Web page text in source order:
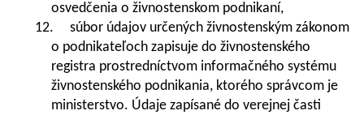
osvedčenia o živnostenskom podnikaní,
12. súbor údajov určených živnostenským zákonom
o podnikateľoch zapisuje do živnostenského
registra prostredníctvom informačného systému
živnostenského podnikania, ktorého správcom je
ministerstvo. Údaje zapísané do verejnej časti